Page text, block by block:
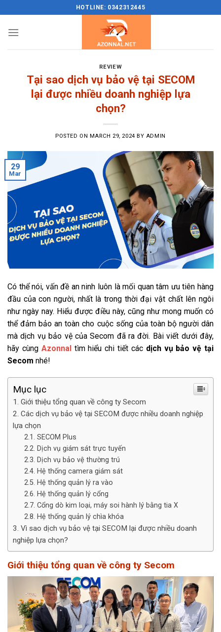
content
HOTLINE: 0342312445
REVIEW
Tại sao dịch vụ bảo vệ tại SECOM
lại được nhiều doanh nghiệp lựa
chọn?
POSTED ON MARCH 29, 2024 BY ADMIN
29
Mar
Có thể nói, vấn đề an ninh luôn là mối quan tâm ưu tiên hàng
đầu của con người, nhất là trong thời đại vật chất lên ngôi
như ngày nay. Hiểu được điều này, cũng như mong muốn có
thể đảm bảo an toàn cho cuộc sống của toàn bộ người dân
mà dịch vụ bảo vệ của Secom đã ra đời. Bài viết dưới đây,
hãy cùng Azonnal tìm hiểu chi tiết các dịch vụ bảo vệ tại
Secom nhé!
Mục lục
Giới thiệu tổng quan về công ty Secom
Các dịch vụ bảo vệ tại SECOM được nhiều doanh nghiệp
lựa chọn
SECOM Plus
Dịch vụ giám sát trực tuyến
Dịch vụ bảo vệ thường trú
Hệ thống camera giám sát
Hệ thống quản lý ra vào
Hệ thống quản lý cổng
Cổng dò kim loại, máy soi hành lý bằng tia X
Hệ thống quản lý chìa khóa
Vì sao dịch vụ bảo vệ tại SECOM lại được nhiều doanh
nghiệp lựa chọn?
Giới thiệu tổng quan về công ty Secom